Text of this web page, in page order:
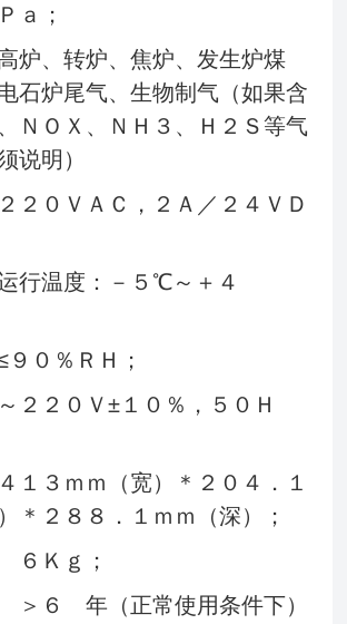
ａ；
炉、转炉、焦炉、发生炉煤
石炉尾气、生物制气（如果含
ＮＯＸ、ＮＨ３、Ｈ２Ｓ等气
说明）
２０ＶＡＣ，２Ａ／２４ＶＤ
行温度：－５℃～＋４
９０％ＲＨ；
２２０Ｖ±１０％，５０Ｈ
１３ｍｍ（宽）＊２０４．１
＊２８８．１ｍｍ（深）；
Ｋｇ；
＞６ 年（正常使用条件下）